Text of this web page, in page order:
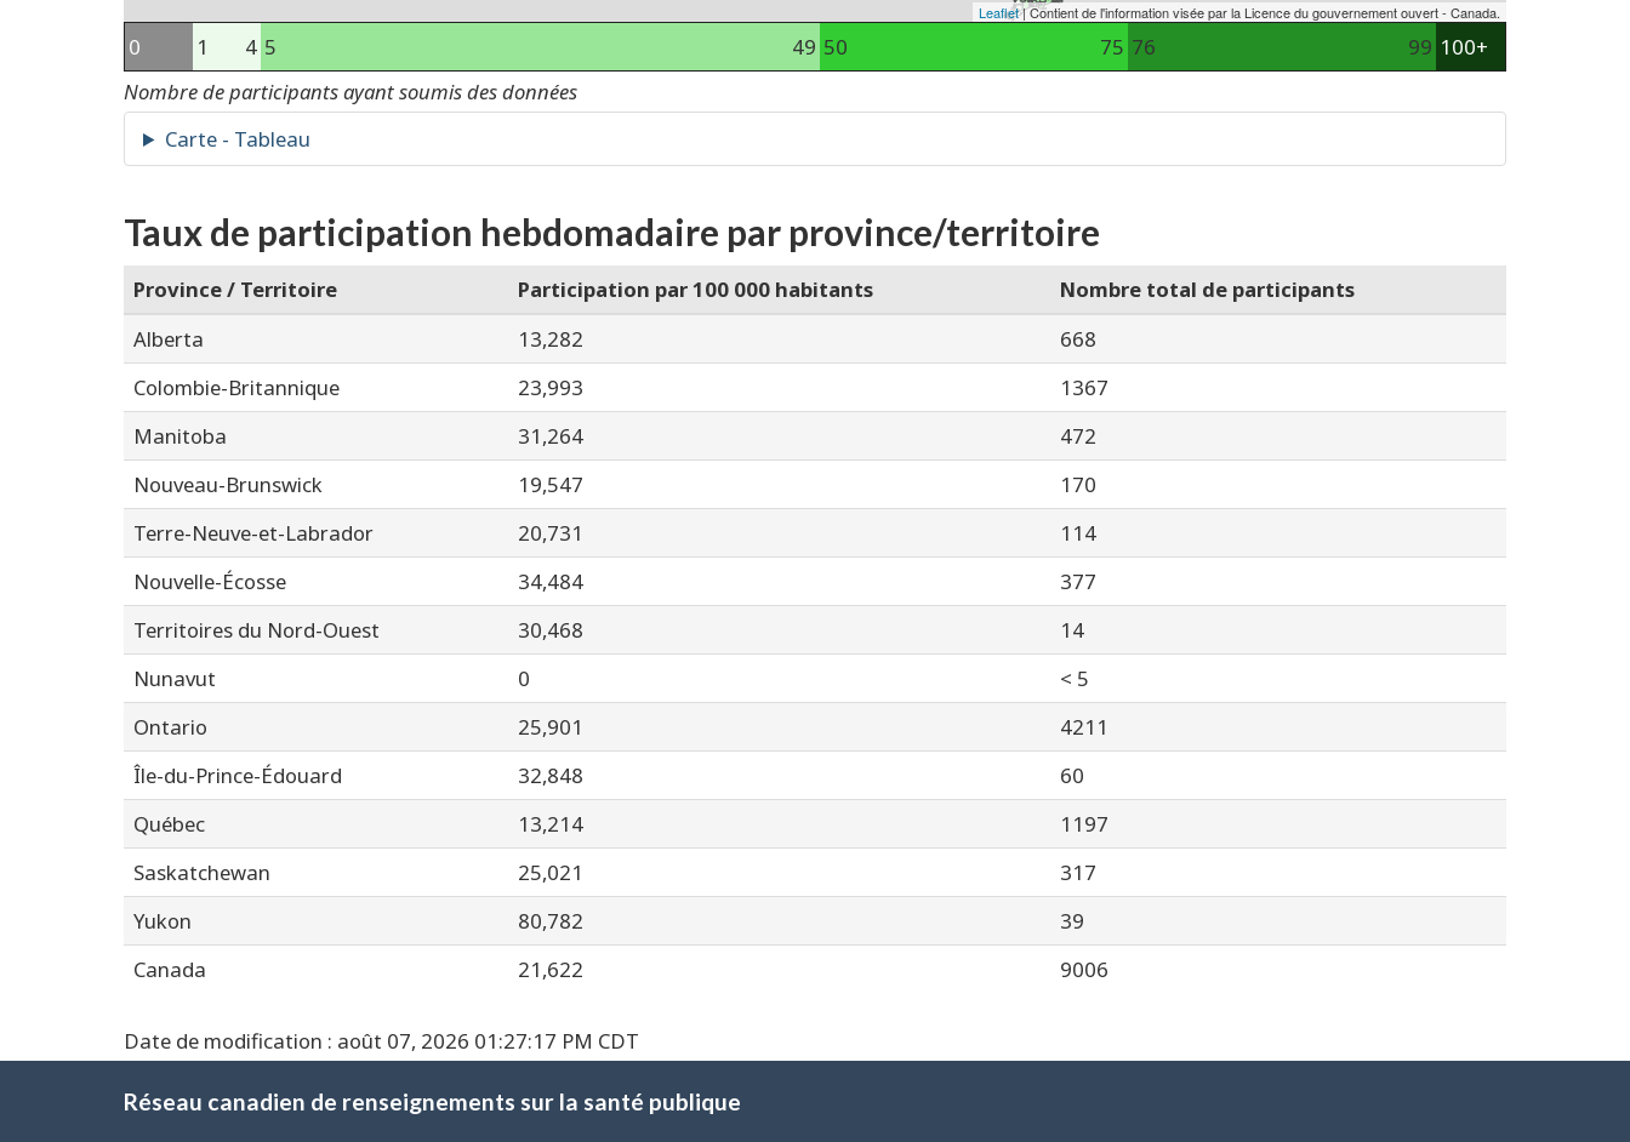
Leaflet| Contient de l'information visée par la Licence du gouvernement ouvert - Canada.
0 1 4 5 49 50 75 76 99 100+
Nombre de participants ayant soumis des données
Taux de participation hebdomadaire par province/territoire
Province / Territoire Participation par 100 000 habitants
Nombre total de participants
Alberta
13,282
668
Colombie-Britannique
23,993
1367
Manitoba
31,264
472
Nouveau-Brunswick
19,547
170
Terre-Neuve-et-Labrador
20,731
114
Nouvelle-Écosse
34,484
377
Territoires du Nord-Ouest
30,468
14
Nunavut
0
< 5
Ontario
25,901
4211
Île-du-Prince-Édouard
32,848
60
Québec
13,214
1197
Saskatchewan
25,021
317
Yukon
80,782
39
Canada
21,622 9006
Date de modification : août 07, 2026 01:27:17 PM CDT
Réseau canadien de renseignements sur la santé publique